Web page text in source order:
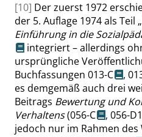
[10] Der zuerst 1972
der 5. Auflage 1974 als Teil „
Einführung in die
integriert – allerdings
ursprüngliche
Buchfassungen 013-C ,
es demgemäß auch drei
Beitrags Bewertung und
Verhaltens(056-C , 056-D1
jedoch nur im Rahmen des